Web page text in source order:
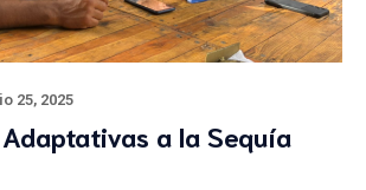
25, 2025
a la Sequía